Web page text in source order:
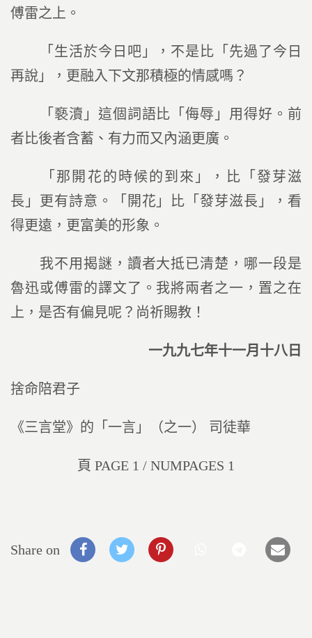
傅雷之上。
「生活於今日吧」，不是比「先過了今日
再說」，更融入下文那積極的情感嗎？
「褻瀆」這個詞語比「侮辱」用得好。前
者比後者含蓄、有力而又內涵更廣。
「那開花的時候的到來」，比「發芽滋
長」更有詩意。「開花」比「發芽滋長」，看
得更遠，更富美的形象。
我不用揭謎，讀者大抵已清楚，哪一段是
魯迅或傅雷的譯文了。我將兩者之一，置之在
上，是否有偏見呢？尚祈賜教！
一九九七年十一月十八日
捨命陪君子
《三言堂》的「一言」（之一） 司徒華
頁 PAGE 1 / NUMPAGES 1
Share on